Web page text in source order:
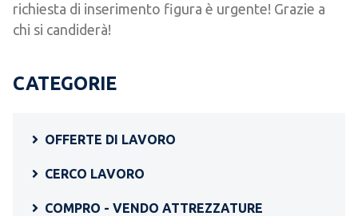
richiesta di inserimento figura è urgente! Grazie a
chi si candiderà!
CATEGORIE
OFFERTE DI LAVORO
CERCO LAVORO
COMPRO - VENDO ATTREZZATURE